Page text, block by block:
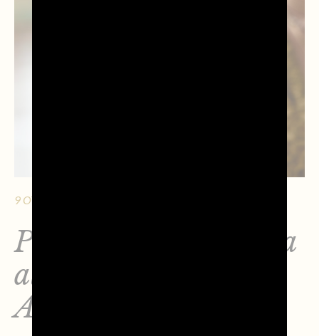
9 OTTOBRE 2025 - 5 MIN. DI LETTURA
Prosecco DOC brinda
alla creatività con
Apritimoda